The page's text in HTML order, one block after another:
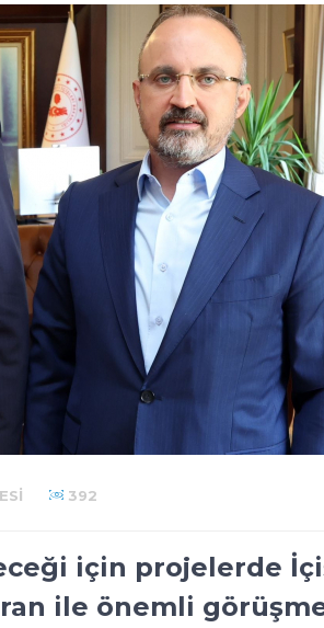
392
için projelerde
ile önemli